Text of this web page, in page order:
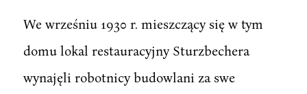
We wrześniu 1930 r. mieszczący się w tym
domu lokal restauracyjny Sturzbechera
wynajęli robotnicy budowlani za swe